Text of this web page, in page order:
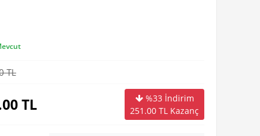
TL
TL
%33 İndirim
251.00 TL Kazanç